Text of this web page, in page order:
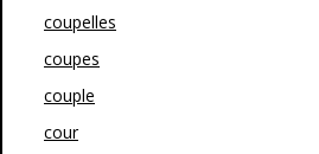
coupelles
coupes
couple
cour